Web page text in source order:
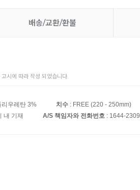
배송/교환/환불
시에 따라 작성 되었습니다.
리우레탄 3% 치수 : FREE (220 - 250mm)
내 기재 A/S 책임자와 전화번호 : 1644-2309